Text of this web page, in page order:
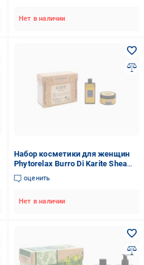
Нет в наличии
Набор косметики для женщин
Phytorelax Burro Di Karite Shea
Butter
оценить
Нет в наличии